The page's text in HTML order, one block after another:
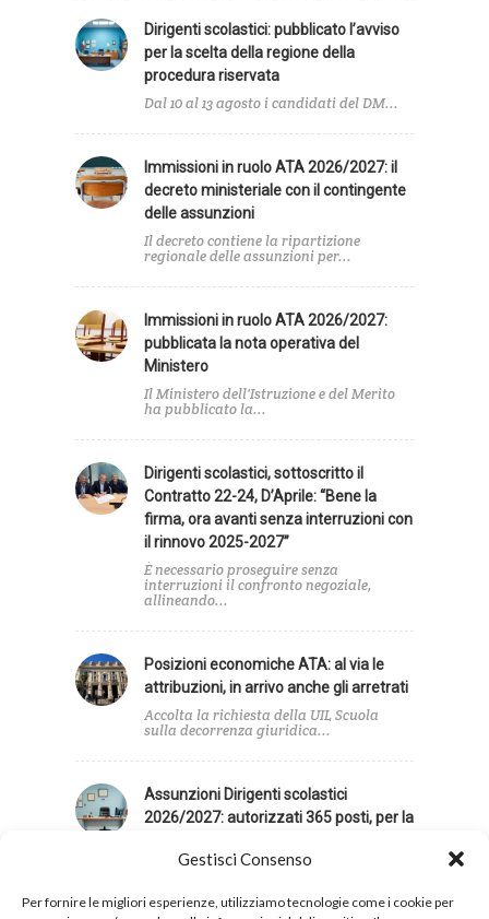
Gestisci Consenso
Per fornire le migliori esperienze, utilizziamo tecnologie come i cookie per
Dirigenti scolastici: pubblicato l’avviso
per la scelta della regione della
procedura riservata
Dal 10 al 13 agosto i candidati del DM...
Immissioni in ruolo ATA 2026/2027: il
decreto ministeriale con il contingente
delle assunzioni
Il decreto contiene la ripartizione
regionale delle assunzioni per...
Immissioni in ruolo ATA 2026/2027:
pubblicata la nota operativa del
Ministero
Il Ministero dell'Istruzione e del Merito
ha pubblicato la...
Dirigenti scolastici, sottoscritto il
Contratto 22-24, D’Aprile: “Bene la
firma, ora avanti senza interruzioni con
il rinnovo 2025-2027”
È necessario proseguire senza
interruzioni il confronto negoziale,
allineando...
Posizioni economiche ATA: al via le
attribuzioni, in arrivo anche gli arretrati
Accolta la richiesta della UIL Scuola
sulla decorrenza giuridica...
Assunzioni Dirigenti scolastici
2026/2027: autorizzati 365 posti, per la
La UIL Scuola giudica insufficiente il